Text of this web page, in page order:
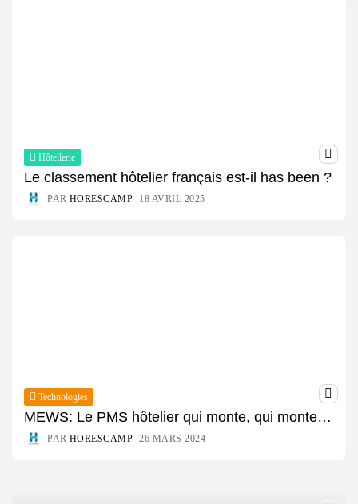
Hôtellerie
Le classement hôtelier français est-il has been ?
PAR HORESCAMP 18 AVRIL 2025
Technologies
MEWS: Le PMS hôtelier qui monte, qui monte…
PAR HORESCAMP 26 MARS 2024